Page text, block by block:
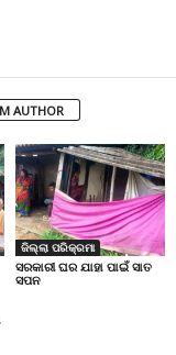
AUTHOR
ଜିଲ୍ଲା ପରିକ୍ରମା
ସରକାରୀ ଘର ଯାହା ପାଇଁ ସାତ
ସପନ